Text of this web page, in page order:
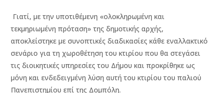
Γιατί, με την υποτιθέμενη «ολοκληρωμένη και
τεκμηριωμένη πρόταση» της δημοτικής αρχής,
αποκλείστηκε με συνοπτικές διαδικασίες κάθε εναλλακτικό
σενάριο για τη χωροθέτηση του κτιρίου που θα στεγάσει
τις διοικητικές υπηρεσίες του Δήμου και προκρίθηκε ως
μόνη και ενδεδειγμένη λύση αυτή του κτιρίου του παλιού
Πανεπιστημίου επί της Δομπόλη.